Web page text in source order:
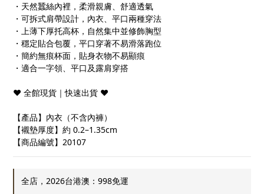
・天然蠶絲內裡，柔滑親膚、舒適透氣
・可拆式肩帶設計，內衣、平口兩種穿法
・上薄下厚托高杯，自然集中並修飾胸型
・穩定貼合包覆，平口穿著不易滑落跑位
・簡約無痕杯面，貼身衣物不易顯痕
・適合一字領、平口及露肩穿搭
❤ 全館現貨｜快速出貨 ❤
【產品】內衣（不含內褲）
【襯墊厚度】約 0.2–1.35cm
【商品編號】20107
全店，2026台港澳：998免運